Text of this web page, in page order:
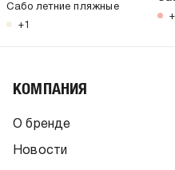
Сабо летние пляжные
+1
КОМПАНИЯ
О бренде
Новости